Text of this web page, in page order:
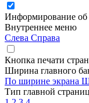
Информирование об
Внутреннее меню
Слева Справа
Кнопка печати
Ширина главного
По ширине экрана
Тип главной